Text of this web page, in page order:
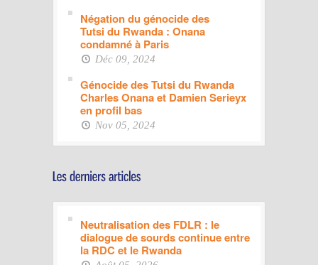
Négation du génocide des
Tutsi du Rwanda : Onana
condamné à Paris
Déc 09, 2024
Génocide des Tutsi du Rwanda
Charles Onana et Damien Serieyx
en profil bas
Nov 05, 2024
Neutralisation des FDLR : le
dialogue de sourds continue entre
la RDC et le Rwanda